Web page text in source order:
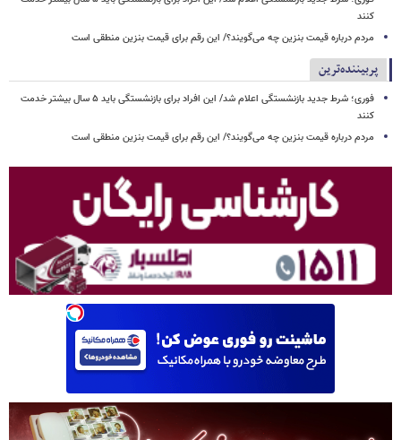
کنند
مردم درباره قیمت بنزین چه می‌گویند؟/ این رقم برای قیمت بنزین منطقی است
پربیننده‌ترین
فوری؛ شرط جدید بازنشستگی اعلام شد/ این افراد برای بازنشستگی باید ۵ سال بیشتر خدمت
کنند
مردم درباره قیمت بنزین چه می‌گویند؟/ این رقم برای قیمت بنزین منطقی است